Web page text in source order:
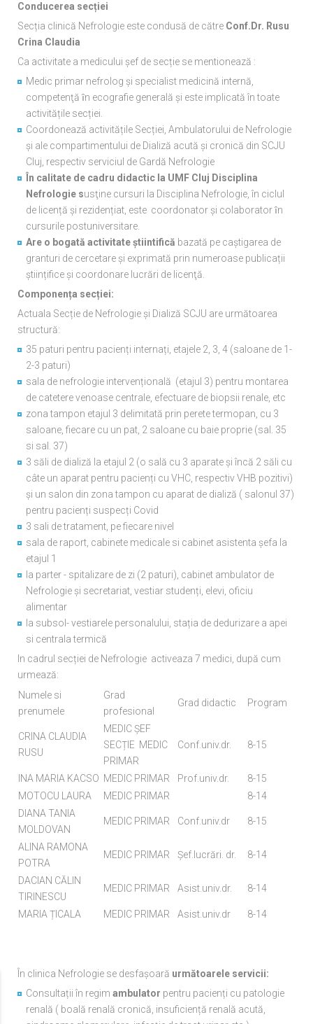
Conducerea secției
Secția clinică Nefrologie este condusă de către Conf.Dr. Rusu
Crina Claudia
Ca activitate a medicului șef de secție se mentionează :
Medic primar nefrolog și specialist medicină internă,
competenţă ȋn ecografie generală și este implicată în toate
activitățile secției.
Coordonează activitățile Secției, Ambulatorului de Nefrologie
și ale compartimentului de Dializă acută și cronică din SCJU
Cluj, respectiv serviciul de Gardă Nefrologie
În calitate de cadru didactic la UMF Cluj Disciplina
Nefrologie susţine cursuri la Disciplina Nefrologie, în ciclul
de licență și rezidențiat, este coordonator și colaborator ȋn
cursurile postuniversitare.
Are o bogată activitate știintifică bazată pe caștigarea de
granturi de cercetare și exprimată prin numeroase publicații
științifice și coordonare lucrări de licenţă.
Componența secției:
Actuala Secție de Nefrologie și Dializă SCJU are următoarea
structură:
35 paturi pentru pacienți internați, etajele 2, 3, 4 (saloane de 1-
2-3 paturi)
sala de nefrologie intervențională (etajul 3) pentru montarea
de catetere venoase centrale, efectuare de biopsii renale, etc
zona tampon etajul 3 delimitată prin perete termopan, cu 3
saloane, fiecare cu un pat, 2 saloane cu baie proprie (sal. 35
si sal. 37)
3 săli de dializă la etajul 2 (o sală cu 3 aparate și încă 2 săli cu
câte un aparat pentru pacienți cu VHC, respectiv VHB pozitivi)
și un salon din zona tampon cu aparat de dializă ( salonul 37)
pentru pacienți suspecți Covid
3 sali de tratament, pe fiecare nivel
sala de raport, cabinete medicale si cabinet asistenta șefa la
etajul 1
la parter - spitalizare de zi (2 paturi), cabinet ambulator de
Nefrologie și secretariat, vestiar studenți, elevi, oficiu
alimentar
la subsol- vestiarele personalului, stația de dedurizare a apei
si centrala termică
In cadrul secției de Nefrologie activeaza 7 medici, după cum
urmează:
Numele si
prenumele
Grad
profesional
Grad didactic Program
CRINA CLAUDIA
RUSU
MEDIC ȘEF
SECȚIE MEDIC
PRIMAR
Conf.univ.dr. 8-15
INA MARIA KACSO MEDIC PRIMAR Prof.univ.dr.
8-15
MOTOCU LAURA
MEDIC PRIMAR
8-14
DIANA TANIA
MOLDOVAN
MEDIC PRIMAR Conf.univ.dr 8-15
ALINA RAMONA
POTRA
MEDIC PRIMAR Șef.lucrări. dr. 8-14
DACIAN CĂLIN
TIRINESCU
MEDIC PRIMAR Asist.univ.dr. 8-14
MARIA ȚICALA MEDIC PRIMAR Asist.univ.dr 8-14
În clinica Nefrologie se desfașoară următoarele servicii:
Consultații în regim ambulator pentru pacienți cu patologie
renală ( boală renală cronică, insuficiență renală acută,